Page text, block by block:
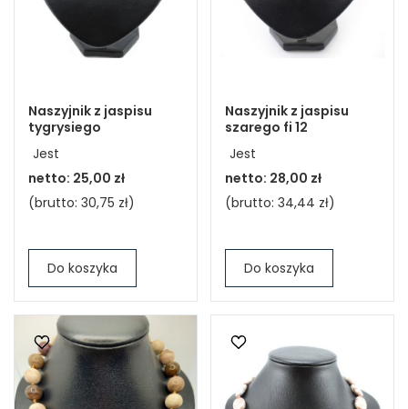
Naszyjnik z jaspisu
tygrysiego
Jest
netto: 25,00 zł
(brutto: 30,75 zł)
Do koszyka
Naszyjnik z jaspisu
szarego fi 12
Jest
netto: 28,00 zł
(brutto: 34,44 zł)
Do koszyka